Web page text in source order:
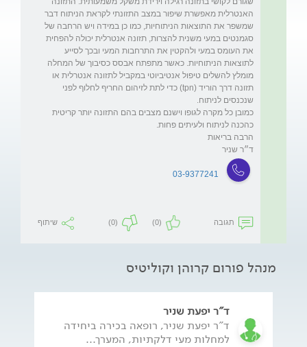
האנטרלית מאפשרת שיפור במצב התזונתי לקראת הניתוח דבר
שמשפר את התוצאות הניתוחיות, כמו כן במידה ויש הרחבה של
סגמנטים במעי משנית להצרות, תזונה אנטרלית יכולה להפחית
את העומס במעי ולהקטין את התרחבות המעי ובכך לסייע
לתוצאות הניתוחיות. כאשר מתפתח אבסס כסיבוך של המחלה
מומלץ להשלים טיפול אנטיביוטי במקביל לתזונה אנטרלית או
תזונה דרך הוריד (tpn) כדי לתת לזיהום החריף לחלוף לפני
כמובן כל מקרה לגופו וישנם מצבים בהם התזונה יותר קריטית
ד״ר שניר
03-9377241
תגובה (0)
(0) שיתוף
מנהל פורום קרוהן וקוליטיס
ד"ר יפעת שניר
ד"ר יפעת שניר, רופאה בכירה ביחידה
למחלות מעי דלקתיות, המערך...